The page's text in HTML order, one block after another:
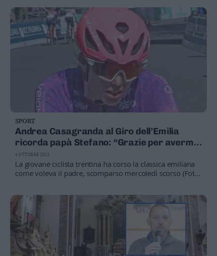
SPORT
Andrea Casagranda al Giro dell’Emilia
ricorda papà Stefano: “Grazie per avermi
insegnato a vivere”
La giovane ciclista trentina ha corso la classica emiliana
come voleva il padre, scomparso mercoledì scorso (Foto
4 OTTOBRE 2025